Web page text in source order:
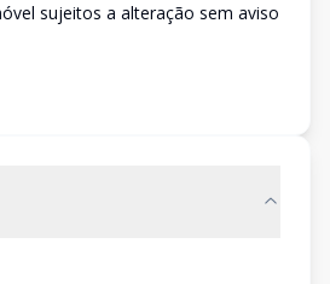
sujeitos a alteração sem aviso